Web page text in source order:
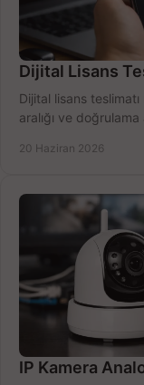
Dijital Lisans
Dijital lisans
aralığı ve
20 Haziran 2026
IP Kamera